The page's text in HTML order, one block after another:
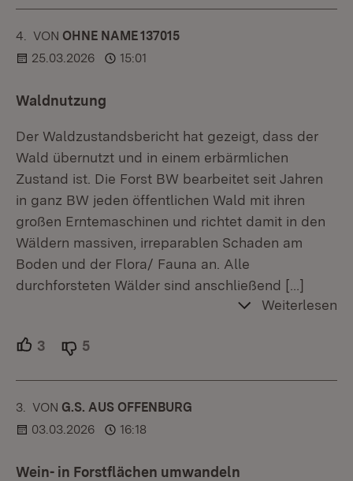
4. KOMMENTAR
VON :OHNE NAME 137015
25.03.2026
15:01
Waldnutzung
Der Waldzustandsbericht hat gezeigt, dass der
Wald übernutzt und in einem erbärmlichen
Zustand ist. Die Forst BW bearbeitet seit Jahren
in ganz BW jeden öffentlichen Wald mit ihren
großen Erntemaschinen und richtet damit in den
Wäldern massiven, irreparablen Schaden am
Boden und der Flora/ Fauna an. Alle
durchforsteten Wälder sind anschließend […]
Weiterlesen
3 Unterstützer.
5
3. KOMMENTAR
VON :G.S. AUS OFFENBURG
03.03.2026
16:18
Wein- in Forstflächen umwandeln